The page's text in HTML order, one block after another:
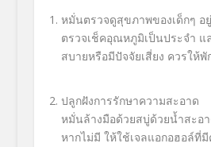
หมั่นตรวจดูสุขภาพของเด็กๆ อ
ตรวจเช็คอุณหภูมิเป็นประจำ แ
สบายหรือมีปัจจัยเสี่ยง ควรให้
ปลูกฝังการรักษาความสะอาด
หมั่นล้างมือด้วยสบู่ด้วยน้ำสะอ
หากไม่มี ให้ใช้เจลแอกอฮอล์ที่มี